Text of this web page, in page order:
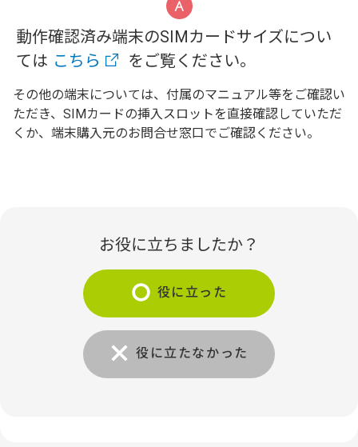
動作確認済み端末のSIMカードサイズについ
ては こちら をご覧ください。
その他の端末については、付属のマニュアル等をご確認い
ただき、SIMカードの挿入スロットを直接確認していただ
くか、端末購入元のお問合せ窓口でご確認ください。
お役に立ちましたか？
役に立った
役に立たなかった